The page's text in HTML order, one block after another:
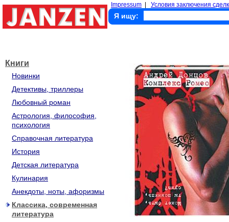
Impressum Условия заключения
Я ищу:
Книги
Новинки
Детективы, триллеры
Любовный роман
Астрология, философия,
психология
Справочная литература
История
Детская литература
Кулинария
Анекдоты, ноты, афоризмы
Классика, современная
литература